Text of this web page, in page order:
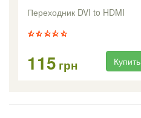
Переходник DVI to HDMI
115 грн Купить